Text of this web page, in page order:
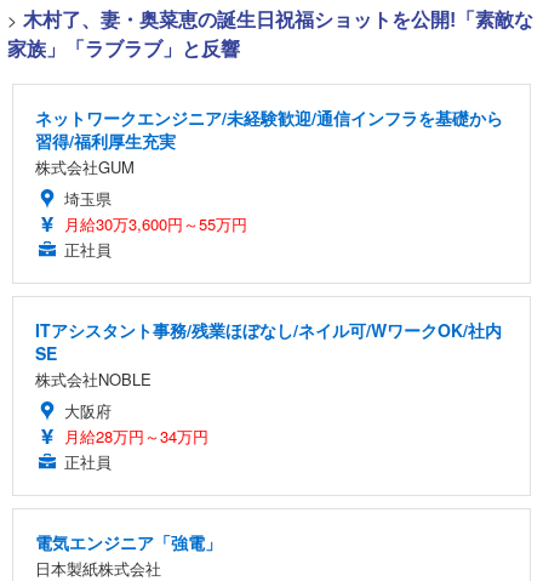
> 木村了、妻・奥菜恵の誕生日祝福ショットを公開!「素敵な
家族」「ラブラブ」と反響
ネットワークエンジニア/未経験歓迎/通信インフラを基礎から
習得/福利厚生充実
株式会社GUM
埼玉県
月給30万3,600円～55万円
正社員
ITアシスタント事務/残業ほぼなし/ネイル可/WワークOK/社内
SE
株式会社NOBLE
大阪府
月給28万円～34万円
正社員
電気エンジニア「強電」
日本製紙株式会社